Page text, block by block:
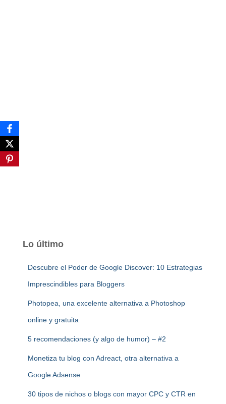
Lo último
Descubre el Poder de Google Discover: 10 Estrategias
Imprescindibles para Bloggers
Photopea, una excelente alternativa a Photoshop
online y gratuita
5 recomendaciones (y algo de humor) – #2
Monetiza tu blog con Adreact, otra alternativa a
Google Adsense
30 tipos de nichos o blogs con mayor CPC y CTR en